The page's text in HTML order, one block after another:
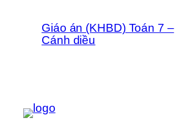
Giáo án (KHBD) Toán 7 –
Cánh diều